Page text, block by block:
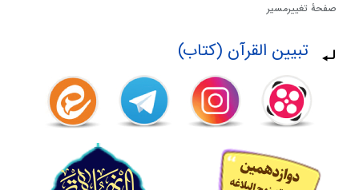
صفحهٔ تغییرمسیر
تبیین القرآن (کتاب)